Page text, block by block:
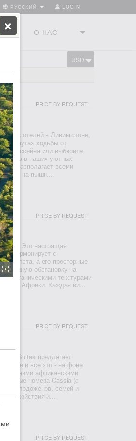
LOGIN
РУССКИЙ
О НАС
USD
PRICE BY REQUEST
отелей в Ливингстоне,
5 минутах ходьбы от
у бассейна или выберите
дома в наших уютных
и располагает всеми
вид на пышн...
PRICE BY REQUEST
Это настоящая
гармонирует с
и холста, а его просторные
обстановку на
органическими текстурами
Африки. Каждая ви...
PRICE BY REQUEST
Suites предлагает
и все это - на фоне
древними африканскими
номера Cassia (с
молодоженов, семей и
спокойствия и...
PRICE BY REQUEST